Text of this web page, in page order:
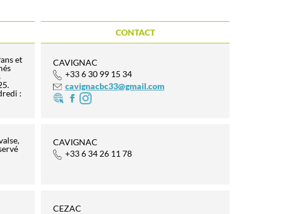
CONTACT
et
:
CAVIGNAC
+33 6 30 99 15 34
cavignacbc33@gmail.com
CAVIGNAC
+33 6 34 26 11 78
CEZAC